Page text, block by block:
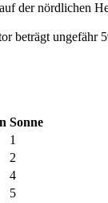
der nördlichen
beträgt ungefähr
Sonne
1
2
4
5